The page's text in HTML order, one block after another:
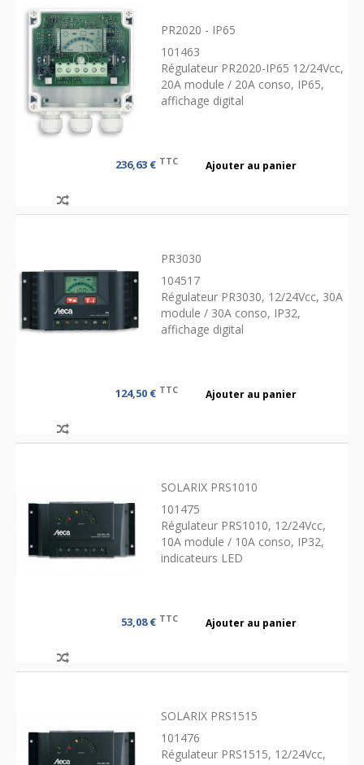
PR2020 - IP65
101463
Régulateur PR2020-IP65 12/24Vcc,
20A module / 20A conso, IP65,
affichage digital
236,63 € TTC Ajouter au panier
PR3030
104517
Régulateur PR3030, 12/24Vcc, 30A
module / 30A conso, IP32,
affichage digital
124,50 € TTC Ajouter au panier
SOLARIX PRS1010
101475
Régulateur PRS1010, 12/24Vcc,
10A module / 10A conso, IP32,
indicateurs LED
53,08 € TTC Ajouter au panier
SOLARIX PRS1515
101476
Régulateur PRS1515, 12/24Vcc,